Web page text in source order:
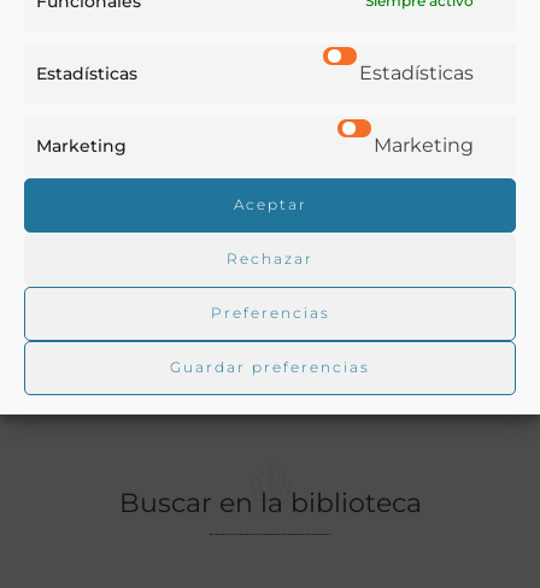
Estadísticas Estadísticas
Marketing Marketing
Aceptar
Rechazar
Preferencias
Guardar preferencias
Ver más libros de estas materias:
Agricultura,Alimentos
Ver más libros con las palabras clave:
Buscar en la biblioteca